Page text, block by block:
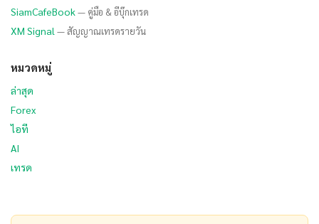
SiamCafeBook— คู่มือ & อีบุ๊กเทรด
XM Signal — สัญญาณเทรดรายวัน
หมวดหมู่
ล่าสุด
Forex
ไอที
AI
เทรด